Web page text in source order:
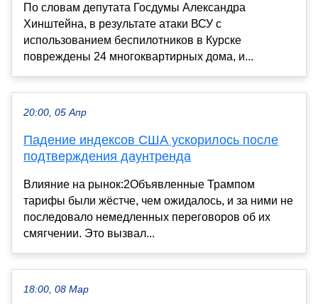
По словам депутата Госдумы Александра
Хинштейна, в результате атаки ВСУ с
использованием беспилотников в Курске
повреждены 24 многоквартирных дома, и...
20:00, 05 Апр
Падение индексов США ускорилось после
подтверждения даунтренда
Влияние на рынок:2Объявленные Трампом
тарифы были жёстче, чем ожидалось, и за ними не
последовало немедленных переговоров об их
смягчении. Это вызвал...
18:00, 08 Мар